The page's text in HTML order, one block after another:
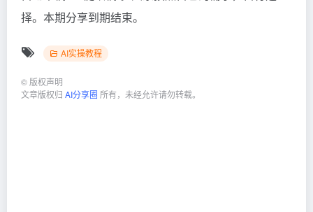
择。本期分享到期结束。
AI实操教程
©版权声明
文章版权归 AI分享圈 所有，未经允许请勿转载。